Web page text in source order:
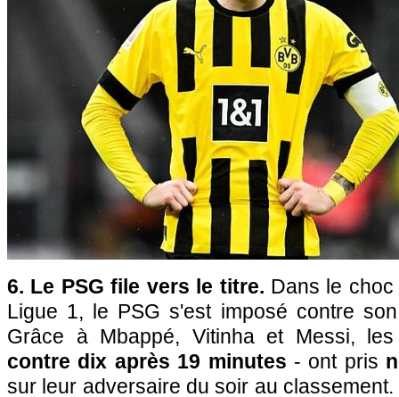
6. Le PSG file vers le titre. Dans le
Ligue 1, le PSG s'est imposé contre
Grâce à Mbappé, Vitinha et Messi,
contre dix après 19 minutes - ont pris
sur leur adversaire du soir au classement.